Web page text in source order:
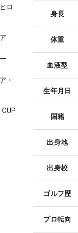
ロ
・
CUP
身長
体重
血液型
生年月日
国籍
出身地
出身校
ゴルフ歴
プロ転向